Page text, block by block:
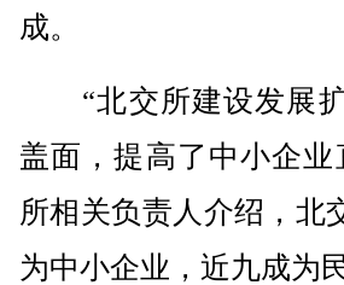
成。
“北交所建设发展扩
盖面，提高了中小企
所相关负责人介绍，北
为中小企业，近九成为